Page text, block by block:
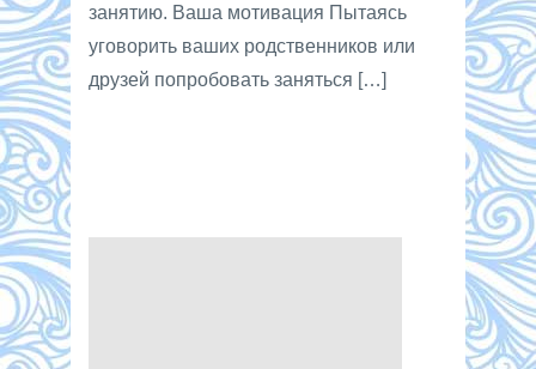
занятию. Ваша мотивация Пытаясь
уговорить ваших родственников или
друзей попробовать заняться […]